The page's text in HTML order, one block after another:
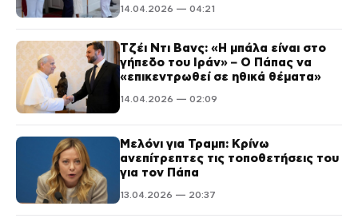
14.04.2026 — 04:21
Τζέι Ντι Βανς: «Η μπάλα είναι στο
γήπεδο του Ιράν» – Ο Πάπας να
«επικεντρωθεί σε ηθικά θέματα»
14.04.2026 — 02:09
Μελόνι για Τραμπ: Κρίνω
ανεπίτρεπτες τις τοποθετήσεις του
για τον Πάπα
13.04.2026 — 20:37